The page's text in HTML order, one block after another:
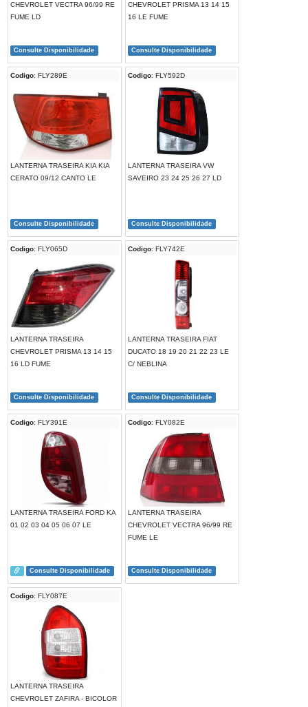
CHEVROLET VECTRA 96/99 RE
FUME LD
Consulte Disponibilidade
CHEVROLET PRISMA 13 14 15
16 LE FUME
Consulte Disponibilidade
Codigo: FLY289E
LANTERNA TRASEIRA KIA KIA
CERATO 09/12 CANTO LE
Consulte Disponibilidade
Codigo: FLY592D
LANTERNA TRASEIRA VW
SAVEIRO 23 24 25 26 27 LD
Consulte Disponibilidade
Codigo: FLY065D
LANTERNA TRASEIRA
CHEVROLET PRISMA 13 14 15
16 LD FUME
Consulte Disponibilidade
Codigo: FLY742E
LANTERNA TRASEIRA FIAT
DUCATO 18 19 20 21 22 23 LE
C/ NEBLINA
Consulte Disponibilidade
Codigo: FLY391E
LANTERNA TRASEIRA FORD KA
01 02 03 04 05 06 07 LE
Consulte Disponibilidade
Codigo: FLY082E
LANTERNA TRASEIRA
CHEVROLET VECTRA 96/99 RE
FUME LE
Consulte Disponibilidade
Codigo: FLY087E
LANTERNA TRASEIRA
CHEVROLET ZAFIRA - BICOLOR